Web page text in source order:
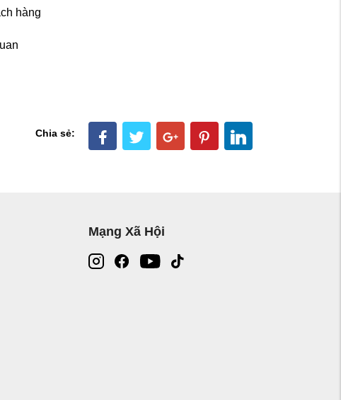
hàng
Chia sẻ:
Mạng Xã Hội